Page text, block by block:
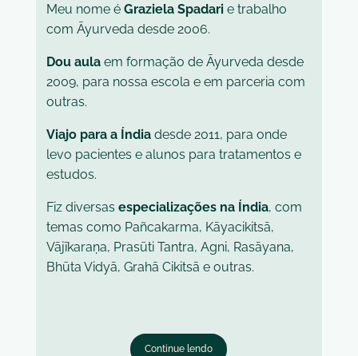
Meu nome é Graziela Spadarie trabalho
com Āyurveda desde 2006.
Dou aulaem formação de Āyurveda desde
2009, para nossa escola e em parceria com
outras.
Viajo para a Índiadesde 2011, para onde
levo pacientes e alunos para tratamentos e
estudos.
Fiz diversas especializações na Índia, com
temas como Pañcakarma, Kāyacikitsā,
Vājīkaraṇa, Prasūti Tantra, Agni, Rasāyana,
Bhūta Vidyā, Grahā Cikitsā e outras.
Continue lendo